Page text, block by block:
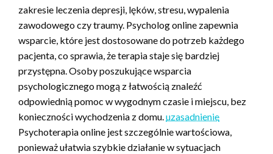
zakresie leczenia depresji, lęków, stresu, wypalenia
zawodowego czy traumy. Psycholog online zapewnia
wsparcie, które jest dostosowane do potrzeb każdego
pacjenta, co sprawia, że terapia staje się bardziej
przystępna. Osoby poszukujące wsparcia
psychologicznego mogą z łatwością znaleźć
odpowiednią pomoc w wygodnym czasie i miejscu, bez
konieczności wychodzenia z domu. uzasadnienie
Psychoterapia online jest szczególnie wartościowa,
ponieważ ułatwia szybkie działanie w sytuacjach